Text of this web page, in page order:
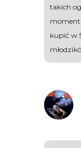
takich
moment
kupić w